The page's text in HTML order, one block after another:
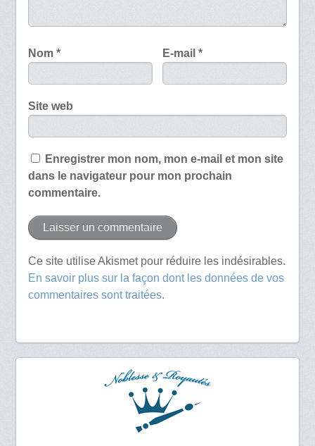
Nom * E-mail*
Site web
Enregistrer mon nom, mon e-mail et mon site
dans le navigateur pour mon prochain
commentaire.
Ce site utilise Akismet pour réduire les indésirables.
En savoir plus sur la façon dont les données de vos
commentaires sont traitées.